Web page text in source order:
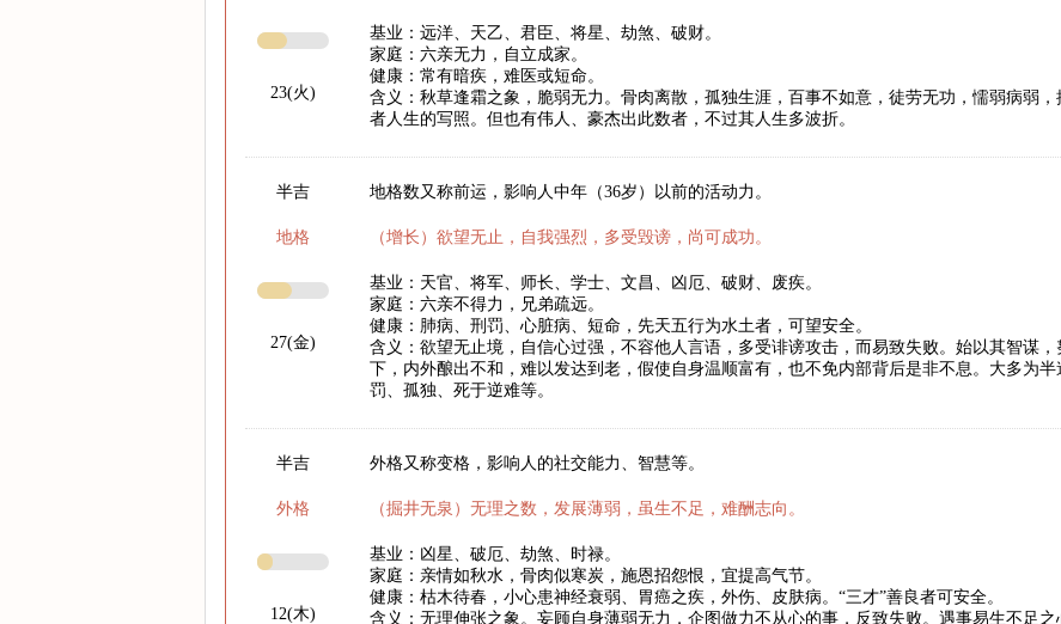
23(火)
基业：远洋、天乙、君臣、将星、劫煞、破财。
家庭：六亲无力，自立成家。
健康：常有暗疾，难医或短命。
含义：秋草逢霜之象，脆弱无力。骨肉离散，孤独生涯，百事不如意，徒劳无功，懦弱病弱
者人生的写照。但也有伟人、豪杰出此数者，不过其人生多波折。
半吉
地格
27(金)
地格数又称前运，影响人中年（36岁）以前的活动力。
（增长）欲望无止，自我强烈，多受毁谤，尚可成功。
基业：天官、将军、师长、学士、文昌、凶厄、破财、废疾。
家庭：六亲不得力，兄弟疏远。
健康：肺病、刑罚、心脏病、短命，先天五行为水土者，可望安全。
含义：欲望无止境，自信心过强，不容他人言语，多受诽谤攻击，而易致失败。始以其智谋
下，内外酿出不和，难以发达到老，假使自身温顺富有，也不免内部背后是非不息。大多为
罚、孤独、死于逆难等。
半吉
外格
12(木)
外格又称变格，影响人的社交能力、智慧等。
（掘井无泉）无理之数，发展薄弱，虽生不足，难酬志向。
基业：凶星、破厄、劫煞、时禄。
家庭：亲情如秋水，骨肉似寒炭，施恩招怨恨，宜提高气节。
健康：枯木待春，小心患神经衰弱、胃癌之疾，外伤、皮肤病。“三才”善良者可安全。
含义：无理伸张之象。妄顾自身薄弱无力，企图做力不从心的事，反致失败。遇事易生不足